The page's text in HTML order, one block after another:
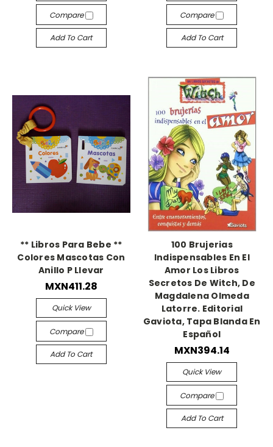
Compare
Add To Cart
Compare
Add To Cart
** Libros Para Bebe **
Colores Mascotas Con
Anillo P Llevar
MXN411.28
Quick View
Compare
Add To Cart
100 Brujerias
Indispensables En El
Amor Los Libros
Secretos De Witch, De
Magdalena Olmeda
Latorre. Editorial
Gaviota, Tapa Blanda En
Español
MXN394.14
Quick View
Compare
Add To Cart